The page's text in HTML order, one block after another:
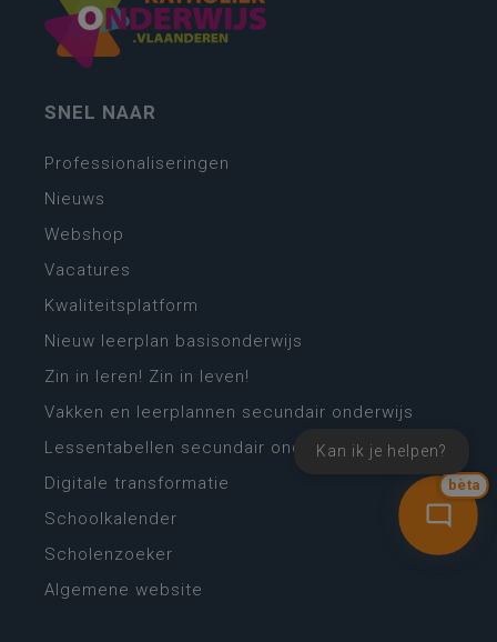
bèta
Kan ik je helpen?
SNEL NAAR
Professionaliseringen
Nieuws
Webshop
Vacatures
Kwaliteitsplatform
Nieuw leerplan basisonderwijs
Zin in leren! Zin in leven!
Vakken en leerplannen secundair onderwijs
Lessentabellen secundair onderwijs
Digitale transformatie
Schoolkalender
Scholenzoeker
Algemene website